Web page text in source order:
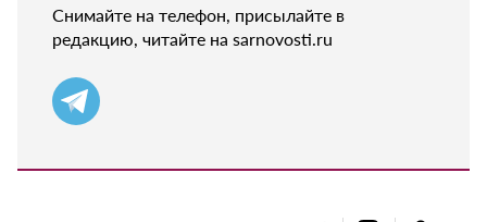
Снимайте на телефон, присылайте в
редакцию, читайте на sarnovosti.ru